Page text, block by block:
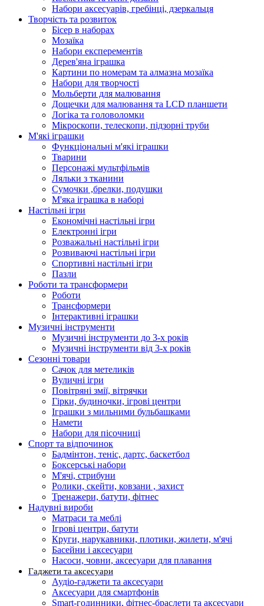
Набори аксесуарів, гребінці, дзеркальця
Творчість та розвиток
Бісер в наборах
Мозаїка
Набори експерементів
Дерев'яна іграшка
Картини по номерам та алмазна мозаїка
Набори для творчості
Мольберти для малювання
Дощечки для малювання та LCD планшети
Логіка та головоломки
Мікроскопи, телескопи, підзорні труби
М'які іграшки
Функціональні м'які іграшки
Тварини
Персонажі мультфільмів
Ляльки з тканини
Сумочки ,брелки, подушки
М'яка іграшка в наборі
Настільні ігри
Економічні настільні ігри
Електронні ігри
Розважальні настільні ігри
Розвиваючі настільні ігри
Спортивні настільні ігри
Пазли
Роботи та трансформери
Роботи
Трансформери
Інтерактивні іграшки
Музичні інструменти
Музичні інструменти до 3-х років
Музичні інструменти від 3-х років
Сезонні товари
Сачок для метеликів
Вуличні ігри
Повітряні змії, вітрячки
Гірки, будиночки, ігрові центри
Іграшки з мильними бульбашками
Намети
Набори для пісочниці
Спорт та відпочинок
Бадмінтон, теніс, дартс, баскетбол
Боксерські набори
М'ячі, стрибуни
Ролики, скейти, ковзани , захист
Тренажери, батути, фітнес
Надувні вироби
Матраси та меблі
Ігрові центри, батути
Круги, нарукавники, плотики, жилети, м'ячі
Басейни і аксесуари
Насоси, човни, аксесуари для плавання
Гаджети та аксесуари
Аудіо-гаджети та аксесуари
Аксесуари для смартфонів
Smart-годинники, фітнес-браслети та аксесуари